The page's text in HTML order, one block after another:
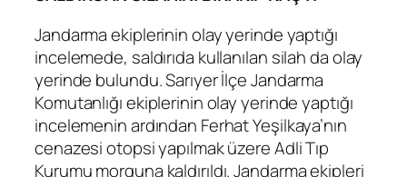
Jandarma ekiplerinin olay yerinde yaptığı
incelemede, saldırıda kullanılan silah da olay
yerinde bulundu. Sarıyer İlçe Jandarma
Komutanlığı ekiplerinin olay yerinde yaptığı
incelemenin ardından Ferhat Yeşilkaya’nın
cenazesi otopsi yapılmak üzere Adli Tıp
Kurumu morguna kaldırıldı. Jandarma ekipleri